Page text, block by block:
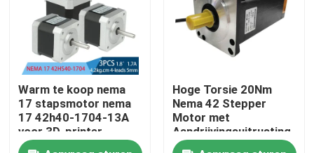
Fabrieksreis
Kwaliteitscontrole
Contacteer ons
Warm te koop nema
17 stapsmotor nema
17 42h40-1704-13A
voor 3D-printer
Hoge Torsie 20Nm
Nema 42 Stepper
Motor met
Aandrijvingsuitrusting
voor CNC Machine